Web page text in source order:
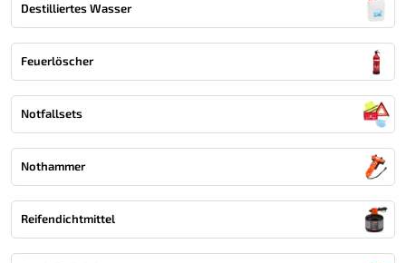
Destilliertes Wasser
Feuerlöscher
Notfallsets
Nothammer
Reifendichtmittel